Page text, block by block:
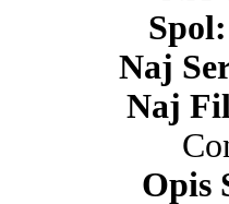
Spol:
Naj
Naj
Opis